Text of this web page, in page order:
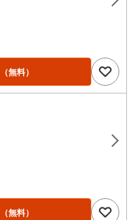
（無料）
（無料）